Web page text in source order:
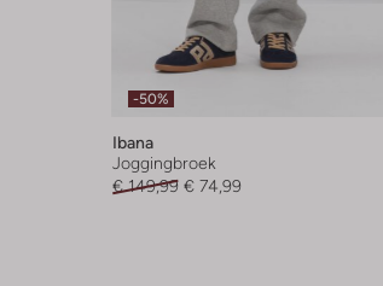
-50%
Ibana
Joggingbroek
€ 149,99 € 74,99